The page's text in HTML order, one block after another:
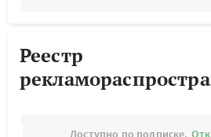
Реестр
Доступно по подписке.